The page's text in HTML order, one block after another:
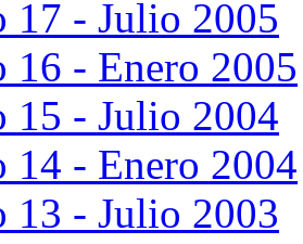
17 - Julio 2005
16 - Enero 2005
15 - Julio 2004
14 - Enero 2004
13 - Julio 2003